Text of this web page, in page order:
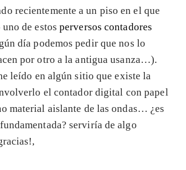
recientemente a un piso en el que
de estosperversos contadores
día podemos pedir que nos lo
por otro a la antigua usanza…).
leído en algún sitio que existe la
el contador digital con papel
material aislante de las ondas… ¿es
serviría de algo